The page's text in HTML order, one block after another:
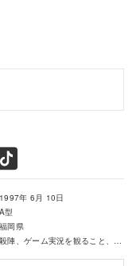
1997年 6月 10日
A型
福岡県
殺陣、ゲーム実況を観ること、読書、弾き語り、観劇